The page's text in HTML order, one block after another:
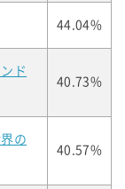
44.04%
ド
40.73%
の
40.57%